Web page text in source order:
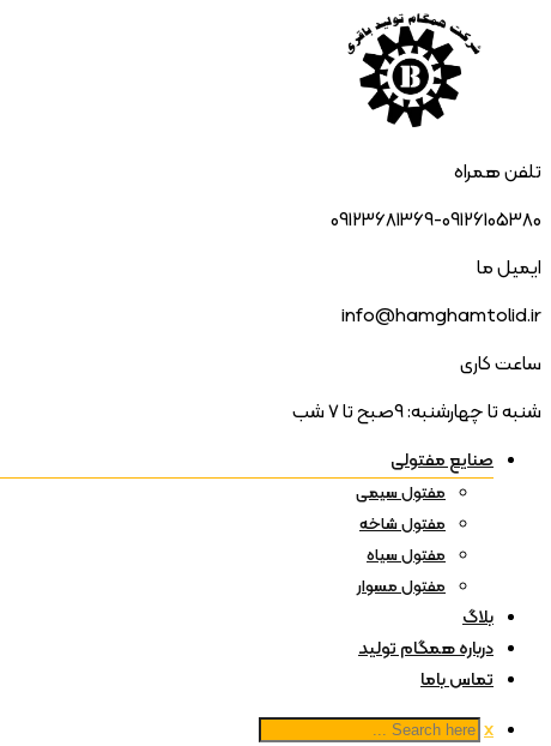
تلفن همراه
09123681369-09126105380
ایمیل ما
info@hamghamtolid.ir
ساعت کاری
شنبه تا چهارشنبه: 9صبح تا 7 شب
صنایع مفتولی
مفتول سیمی
مفتول شاخه
مفتول سیاه
مفتول مسوار
بلاگ
درباره همگام تولید
تماس باما
x